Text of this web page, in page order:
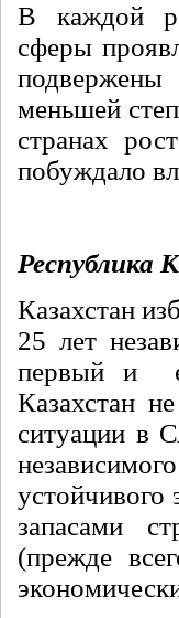
В каждой
сферы
подвержены
меньшей
странах
побуждало
Республика
Казахстан
25 лет
первый и
Казахстан
ситуации в
устойчивого
запасами
(прежде